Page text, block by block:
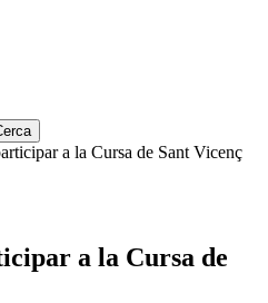
a la Cursa de Sant Vicenç
a la Cursa de